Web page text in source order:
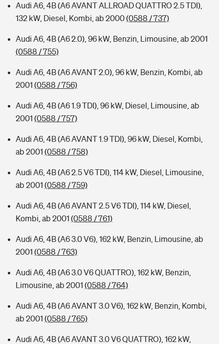
Audi A6, 4B (A6 AVANT ALLROAD QUATTRO 2.5 TDI),
132 kW, Diesel, Kombi, ab 2000(0588 / 737)
Audi A6, 4B (A6 2.0), 96 kW, Benzin, Limousine, ab 2001
(0588 / 755)
Audi A6, 4B (A6 AVANT 2.0), 96 kW, Benzin, Kombi, ab
2001 (0588 / 756)
Audi A6, 4B (A6 1.9 TDI), 96 kW, Diesel, Limousine, ab
2001 (0588 / 757)
Audi A6, 4B (A6 AVANT 1.9 TDI), 96 kW, Diesel, Kombi,
ab 2001 (0588 / 758)
Audi A6, 4B (A6 2.5 V6 TDI), 114 kW, Diesel, Limousine,
ab 2001 (0588 / 759)
Audi A6, 4B (A6 AVANT 2.5 V6 TDI), 114 kW, Diesel,
Kombi, ab 2001 (0588 / 761)
Audi A6, 4B (A6 3.0 V6), 162 kW, Benzin, Limousine, ab
2001 (0588 / 763)
Audi A6, 4B (A6 3.0 V6 QUATTRO), 162 kW, Benzin,
Limousine, ab 2001 (0588 / 764)
Audi A6, 4B (A6 AVANT 3.0 V6), 162 kW, Benzin, Kombi,
ab 2001 (0588 / 765)
Audi A6, 4B (A6 AVANT 3.0 V6 QUATTRO), 162 kW,